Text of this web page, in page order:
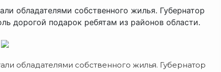
обладателями собственного жилья. Губернатор
дорогой подарок ребятам из районов области.
обладателями собственного жилья. Губернатор